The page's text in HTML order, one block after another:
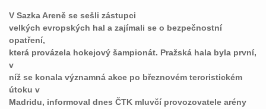
V Sazka Areně se sešli zástupci
velkých evropských hal a zajímali se o bezpečnostní
opatření,
která provázela hokejový šampionát. Pražská hala byla první,
v
níž se konala významná akce po březnovém teroristickém
útoku v
Madridu, informoval dnes ČTK mluvčí provozovatele arény